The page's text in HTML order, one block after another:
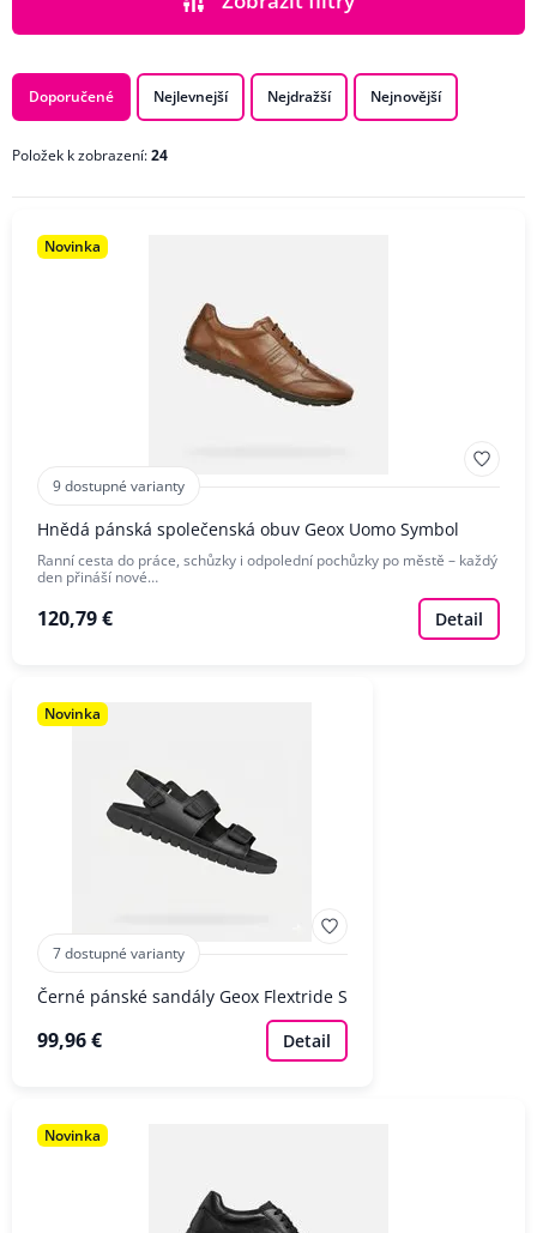
PODKATEGORIE
CENA
BARVA
Doporučené Nejlevnejší Nejdražší Nejnovější
Položek k zobrazení:24
Novinka
9 dostupné varianty
Hnědá pánská společenská obuv Geox Uomo Symbol
Ranní cesta do práce, schůzky i odpolední pochůzky po městě – každý
den přináší nové…
120,79 € Detail
Novinka
7 dostupné varianty
Černé pánské sandály Geox Flextride S
99,96 € Detail
Novinka